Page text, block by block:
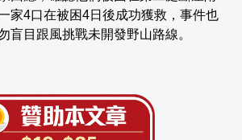
家4口在被困4日後成功獲救，事件也
盲目跟風挑戰未開發野山路線。